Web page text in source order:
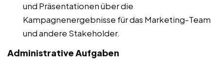
und Präsentationen über die
Kampagnenergebnisse für das Marketing-Team
und andere Stakeholder.
Administrative Aufgaben